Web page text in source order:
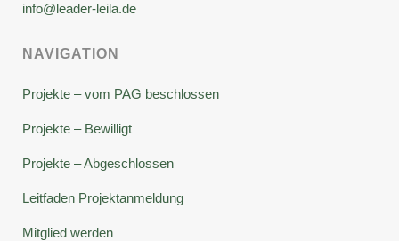
info@leader-leila.de
NAVIGATION
Projekte – vom PAG beschlossen
Projekte – Bewilligt
Projekte – Abgeschlossen
Leitfaden Projektanmeldung
Mitglied werden